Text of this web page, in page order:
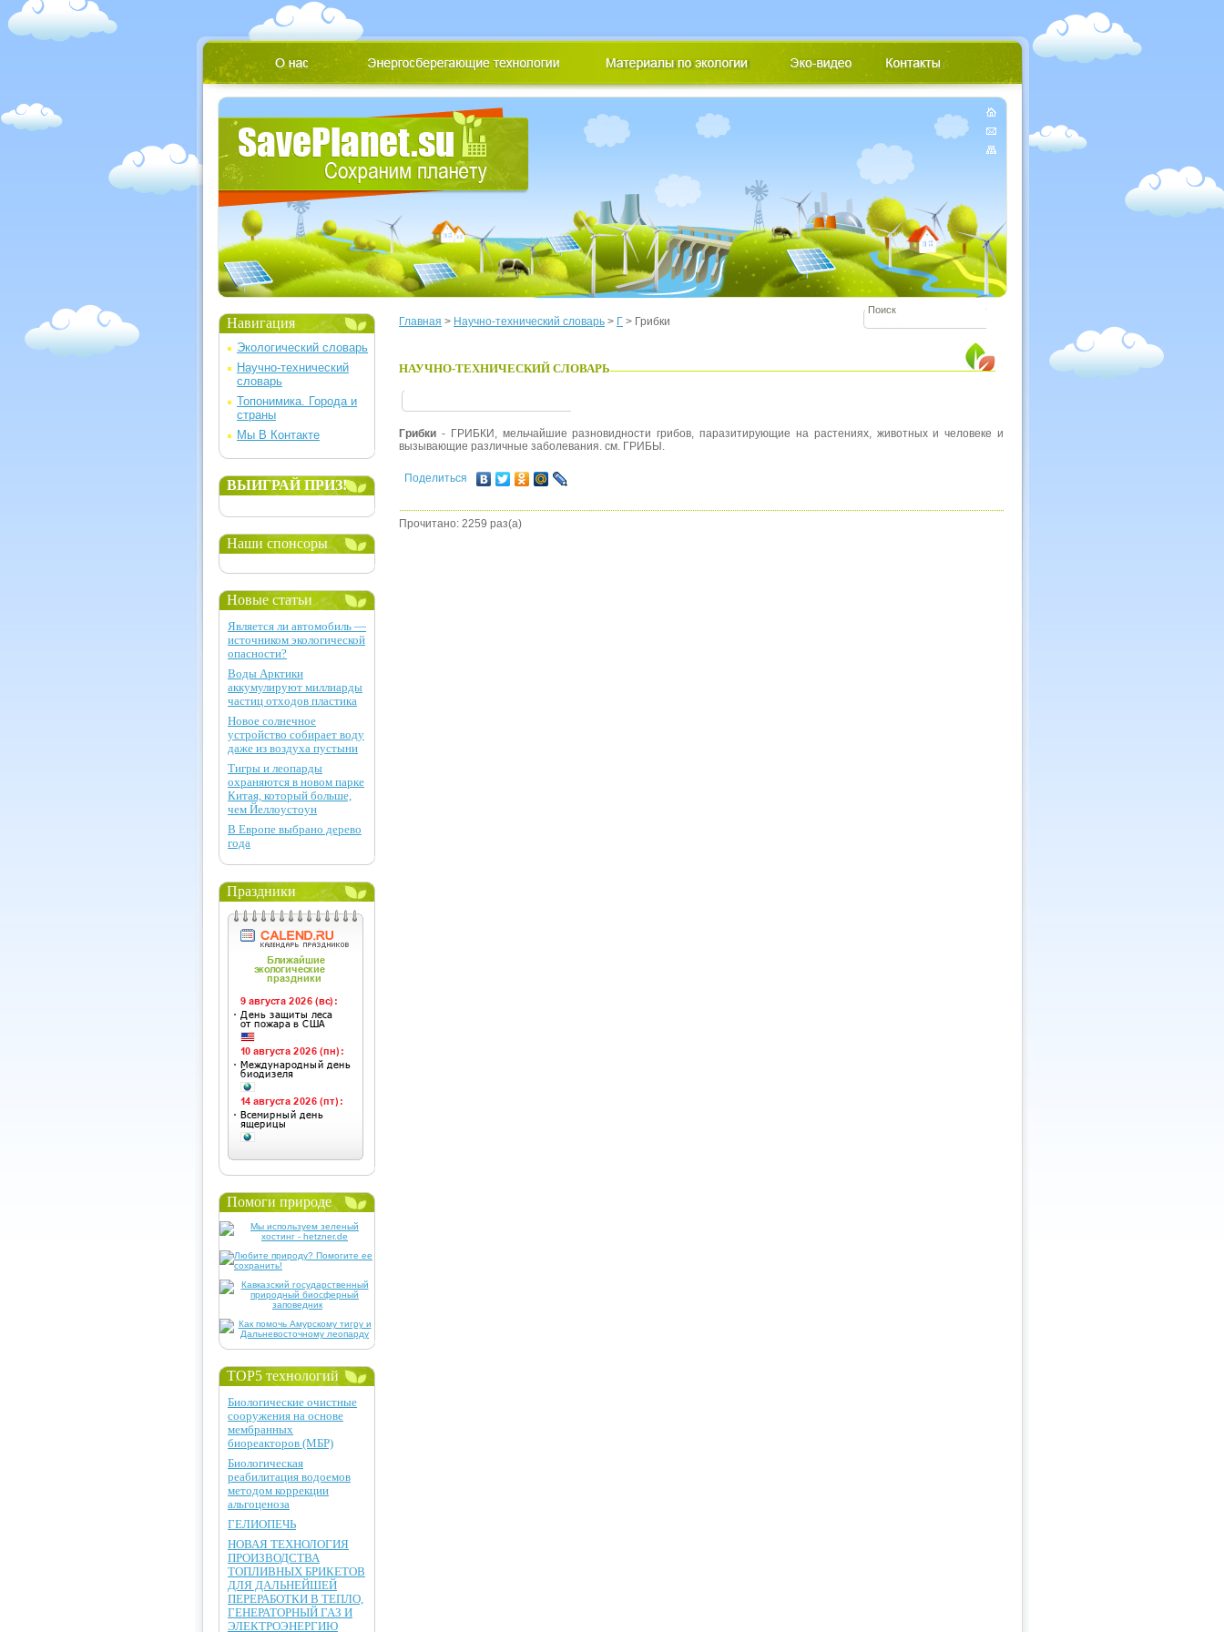
Главная > Научно-технический словарь > Г > Грибки
НАУЧНО-ТЕХНИЧЕСКИЙ СЛОВАРЬ
Грибки - ГРИБКИ, мельчайшие разновидности грибов, паразитирующие на растениях, животных и человеке и
вызывающие различные заболевания. см. ГРИБЫ.
Поделиться
Прочитано: 2259 раз(а)
Навигация
Экологический словарь
Научно-технический
словарь
Топонимика. Города и
страны
Мы В Контакте
ВЫИГРАЙ ПРИЗ!
Наши спонсоры
Новые статьи
Является ли автомобиль —
источником экологической
опасности?
Воды Арктики
аккумулируют миллиарды
частиц отходов пластика
Новое солнечное
устройство собирает воду
даже из воздуха пустыни
Тигры и леопарды
охраняются в новом парке
Китая, который больше,
чем Йеллоустоун
В Европе выбрано дерево
года
Праздники
Помоги природе
TOP5 технологий
Биологические очистные
сооружения на основе
мембранных
биореакторов (МБР)
Биологическая
реабилитация водоемов
методом коррекции
альгоценоза
ГЕЛИОПЕЧЬ
НОВАЯ ТЕХНОЛОГИЯ
ПРОИЗВОДСТВА
ТОПЛИВНЫХ БРИКЕТОВ
ДЛЯ ДАЛЬНЕЙШЕЙ
ПЕРЕРАБОТКИ В ТЕПЛО,
ГЕНЕРАТОРНЫЙ ГАЗ И
ЭЛЕКТРОЭНЕРГИЮ